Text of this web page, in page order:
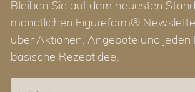
Bleiben Sie auf dem neuesten
monatlichen Figureform®
über Aktionen, Angebote und jeden
basische Rezeptidee.